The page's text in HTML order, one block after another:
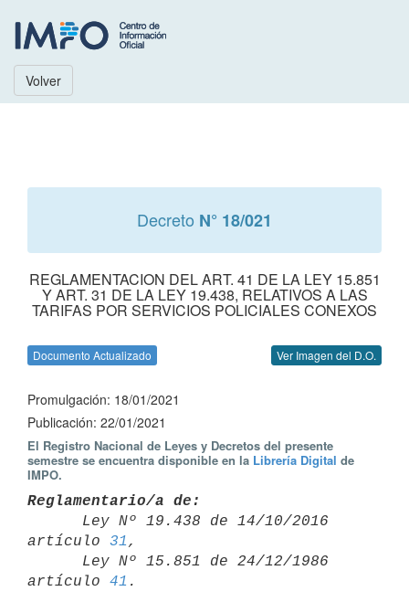
Volver
Decreto N° 18/021
REGLAMENTACION DEL ART. 41 DE LA LEY 15.851
Y ART. 31 DE LA LEY 19.438, RELATIVOS A LAS
TARIFAS POR SERVICIOS POLICIALES CONEXOS
Documento Actualizado Ver Imagen del D.O.
Promulgación: 18/01/2021
Publicación: 22/01/2021
El Registro Nacional de Leyes y Decretos del presente
semestre se encuentra disponible en la Librería Digital de
IMPO.
Reglamentario/a de:
artículo 31 ,
artículo 41